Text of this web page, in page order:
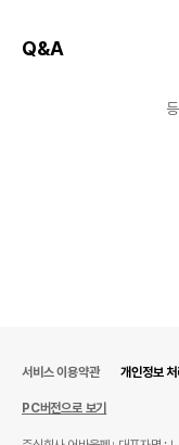
Q&A
서비스 이용약관 개인정보
PC버전으로 보기